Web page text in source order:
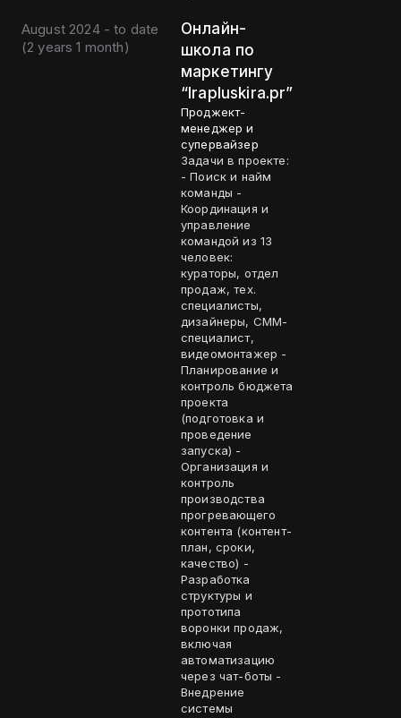
August 2024 - to date
(2 years 1 month)
Онлайн-
школа по
маркетингу
“Irapluskira.pr”
Проджект-
менеджер и
супервайзер
Задачи в проекте:
- Поиск и найм
команды -
Координация и
управление
командой из 13
человек:
кураторы, отдел
продаж, тех.
специалисты,
дизайнеры, СММ-
специалист,
видеомонтажер -
Планирование и
контроль бюджета
проекта
(подготовка и
проведение
запуска) -
Организация и
контроль
производства
прогревающего
контента (контент-
план, сроки,
качество) -
Разработка
структуры и
прототипа
воронки продаж,
включая
автоматизацию
через чат-боты -
Внедрение
системы